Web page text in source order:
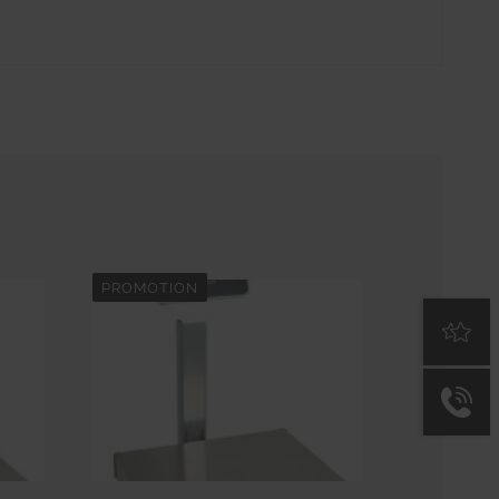
PROMOTION